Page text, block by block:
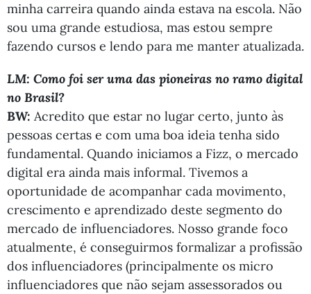
minha carreira quando ainda estava na escola. Não
sou uma grande estudiosa, mas estou sempre
fazendo cursos e lendo para me manter atualizada.
LM: Como foi ser uma das pioneiras no ramo digital
no Brasil?
BW: Acredito que estar no lugar certo, junto às
pessoas certas e com uma boa ideia tenha sido
fundamental. Quando iniciamos a Fizz, o mercado
digital era ainda mais informal. Tivemos a
oportunidade de acompanhar cada movimento,
crescimento e aprendizado deste segmento do
mercado de influenciadores. Nosso grande foco
atualmente, é conseguirmos formalizar a profissão
dos influenciadores (principalmente os micro
influenciadores que não sejam assessorados ou